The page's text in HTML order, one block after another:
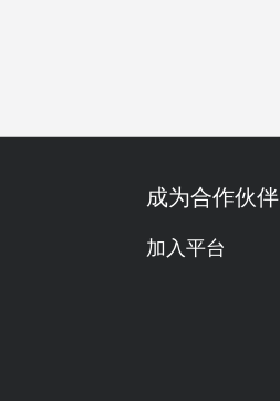
成为合作伙伴
加入平台